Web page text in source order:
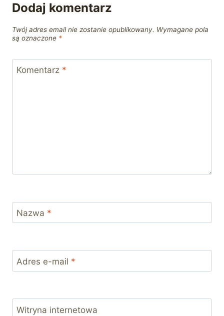
Dodaj komentarz
Twój adres email nie zostanie opublikowany. Wymagane pola
są oznaczone *
Komentarz *
Nazwa *
Adres e-mail *
Witryna internetowa